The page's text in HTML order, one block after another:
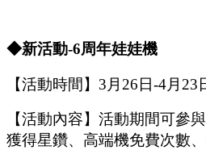
◆新活動-6周年娃娃機
【活動時間】 3月 26 日-4月 23
【活動內容】活動期間可參
獲得星鑽、高端機免費次數